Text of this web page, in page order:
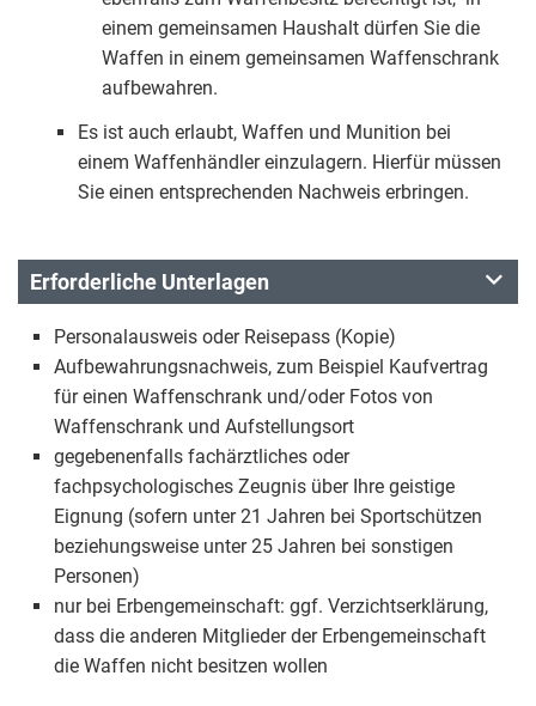
einem gemeinsamen Haushalt dürfen Sie die
Waffen in einem gemeinsamen Waffenschrank
aufbewahren.
Es ist auch erlaubt, Waffen und Munition bei
einem Waffenhändler einzulagern. Hierfür müssen
Sie einen entsprechenden Nachweis erbringen.
Erforderliche Unterlagen
Personalausweis oder Reisepass (Kopie)
Aufbewahrungsnachweis, zum Beispiel Kaufvertrag
für einen Waffenschrank und/oder Fotos von
Waffenschrank und Aufstellungsort
gegebenenfalls fachärztliches oder
fachpsychologisches Zeugnis über Ihre geistige
Eignung (sofern unter 21 Jahren bei Sportschützen
beziehungsweise unter 25 Jahren bei sonstigen
Personen)
nur bei Erbengemeinschaft: ggf. Verzichtserklärung,
dass die anderen Mitglieder der Erbengemeinschaft
die Waffen nicht besitzen wollen